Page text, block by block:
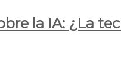
la IA: ¿La